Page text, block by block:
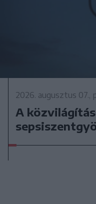
2026. augusztus 07.,
A